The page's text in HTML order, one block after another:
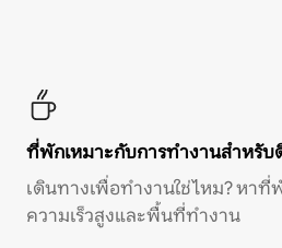
ที่พักเหมาะกับการทำงานสำหรับ
เดินทางเพื่อทำงานใช่ไหม? หาที่
ความเร็วสูงและพื้นที่ทำงาน